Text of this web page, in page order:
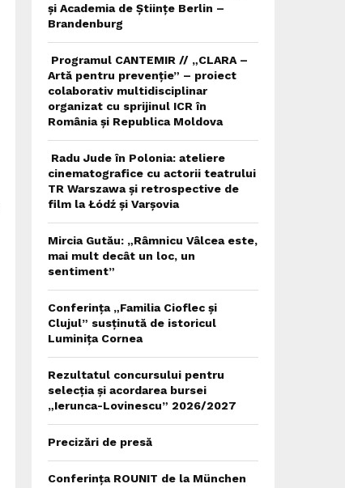
și Academia de Științe Berlin –
Brandenburg
Programul CANTEMIR // „CLARA –
Artă pentru prevenție” – proiect
colaborativ multidisciplinar
organizat cu sprijinul ICR în
România și Republica Moldova
Radu Jude în Polonia: ateliere
cinematografice cu actorii teatrului
TR Warszawa și retrospective de
film la Łódź și Varșovia
Mircia Gutău: „Râmnicu Vâlcea este,
mai mult decât un loc, un
sentiment”
Conferința „Familia Cioflec și
Clujul” susținută de istoricul
Luminița Cornea
Rezultatul concursului pentru
selecția și acordarea bursei
„Ierunca-Lovinescu” 2026/2027
Precizări de presă
Conferința ROUNIT de la München